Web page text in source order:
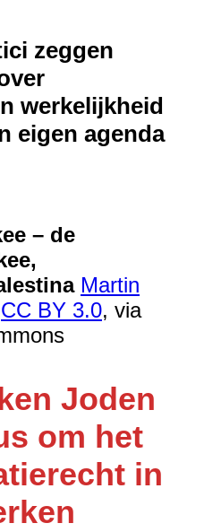
zeggen
werkelijkheid
eigen agenda
– de
Martin
CC BY 3.0, via
Joden
om het
in